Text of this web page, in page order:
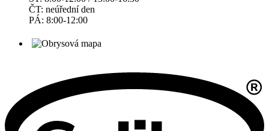
ČT: neúřední den
PÁ: 8:00-12:00